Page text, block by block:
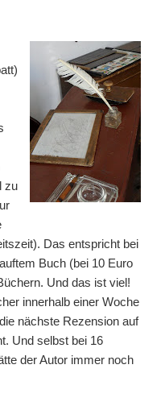
zu
Das entspricht bei
Buch (bei 10 Euro
Und das ist viel!
innerhalb einer Woche
nächste Rezension auf
Und selbst bei 16
der Autor immer noch